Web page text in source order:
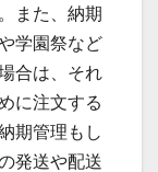
また、納期
学園祭など
合は、それ
に注文する
期管理もし
発送や配送